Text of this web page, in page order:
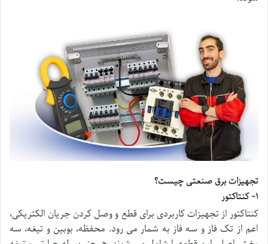
تجهیزات برق صنعتی چیست؟
۱- کنتاکتور
کنتاکتور از تجهیزات کاربردی برای قطع و وصل کردن جریان الکتریکی،
اعم از تک فاز و سه فاز به شمار می رود. محفظه، بوبین و تیغه، سه